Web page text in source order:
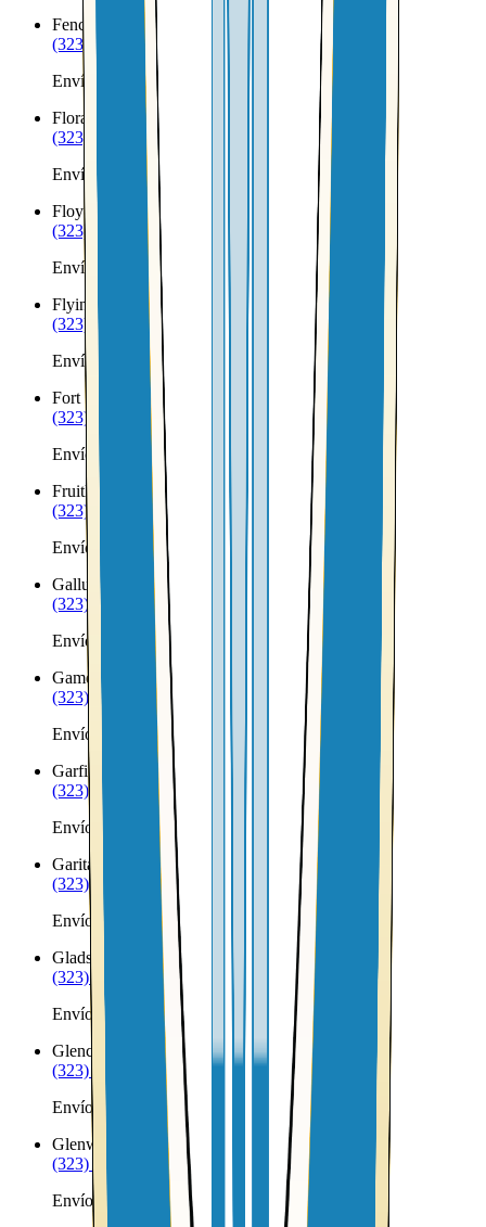
Fence Lake
NM
(323) 953-8100
Envíos a Nicaragua desde Fence Lake
Flora Vista
NM
(323) 953-8100
Envíos a Nicaragua desde Flora Vista
Floyd
(323) 953-8100
Envíos a Nicaragua desde Floyd
Flying H
(323) 953-8100
Envíos a Nicaragua desde Flying H
Fort Sumner
NM
(323) 953-8100
Envíos a Nicaragua desde Fort Sumner
Fruitland
(323) 953-8100
Envíos a Nicaragua desde Fruitland
Gallup NM
(323) 953-8100
Envíos a Nicaragua desde Gallup
Gamerco
(323) 953-8100
Envíos a Nicaragua desde Gamerco
Garfield
(323) 953-8100
Envíos a Nicaragua desde Garfield
Garita
(323) 953-8100
Envíos a Nicaragua desde Garita
Gladstone
(323) 953-8100
Envíos a Nicaragua desde Gladstone
Glencoe
(323) 953-8100
Envíos a Nicaragua desde Glencoe
Glenwood
(323) 953-8100
Envíos a Nicaragua desde Glenwood